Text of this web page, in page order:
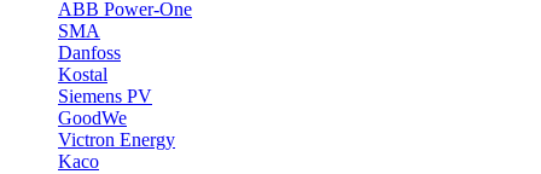
ABB Power-One
SMA
Danfoss
Kostal
Siemens PV
GoodWe
Victron Energy
Kaco